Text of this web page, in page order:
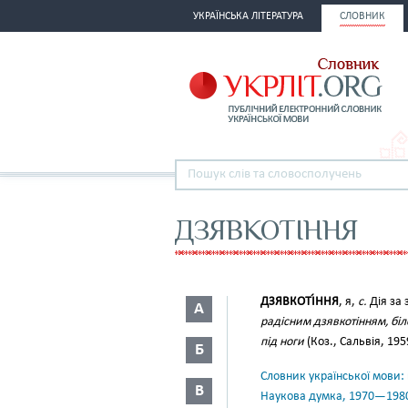
УКРАЇНСЬКА ЛІТЕРАТУРА СЛОВНИК
ДЗЯВКОТІННЯ
А
Б
В
ДЗЯВКОТІ́ННЯ, я, с. Дія за
радісним дзявкотінням,
під ноги (Коз., Сальвія,
Словник української
Наукова думка,